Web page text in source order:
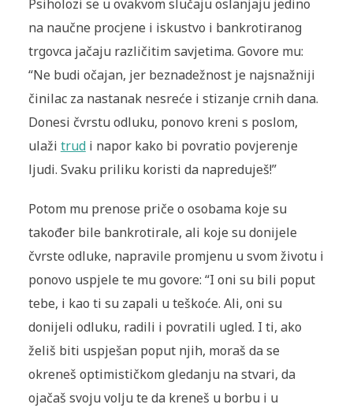
Psiholozi se u ovakvom slučaju oslanjaju jedino
na naučne procjene i iskustvo i bankrotiranog
trgovca jačaju različitim savjetima. Govore mu:
“Ne budi očajan, jer beznadežnost je najsnažniji
činilac za nastanak nesreće i stizanje crnih dana.
Donesi čvrstu odluku, ponovo kreni s poslom,
ulaži trudi napor kako bi povratio povjerenje
ljudi. Svaku priliku koristi da napreduješ!”
Potom mu prenose priče o osobama koje su
također bile bankrotirale, ali koje su donijele
čvrste odluke, napravile promjenu u svom životu i
ponovo uspjele te mu govore: “I oni su bili poput
tebe, i kao ti su zapali u teškoće. Ali, oni su
donijeli odluku, radili i povratili ugled. I ti, ako
želiš biti uspješan poput njih, moraš da se
okreneš optimističkom gledanju na stvari, da
ojačaš svoju volju te da kreneš u borbu i u